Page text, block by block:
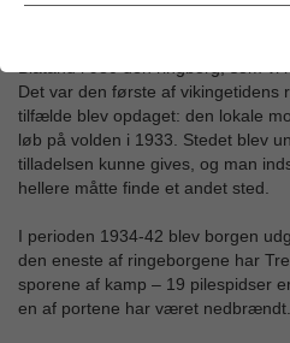
Borgen
På et stykke land mellem Tude Å
Det var den første af vikingetidens
tilfælde blev opdaget: den lokale
løb på volden i 1933. Stedet blev
tilladelsen kunne gives, og man
hellere måtte finde et andet sted.
I perioden 1934-42 blev borgen
den eneste af ringeborgene har
sporene af kamp – 19 pilespidser
en af portene har været nedbrændt.